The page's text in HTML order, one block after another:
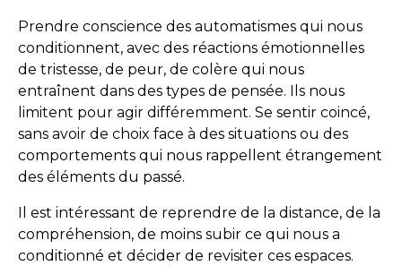
Prendre conscience des automatismes qui nous
conditionnent, avec des réactions émotionnelles
de tristesse, de peur, de colère qui nous
entraînent dans des types de pensée. Ils nous
limitent pour agir différemment. Se sentir coincé,
sans avoir de choix face à des situations ou des
comportements qui nous rappellent étrangement
des éléments du passé.
Il est intéressant de reprendre de la distance, de la
compréhension, de moins subir ce qui nous a
conditionné et décider de revisiter ces espaces.